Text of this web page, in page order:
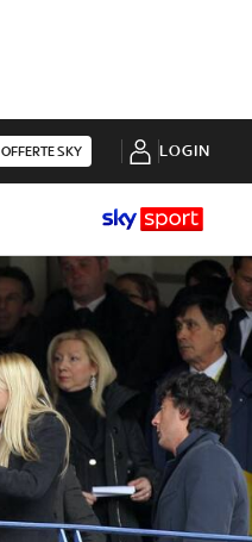
OFFERTE SKY LOGIN